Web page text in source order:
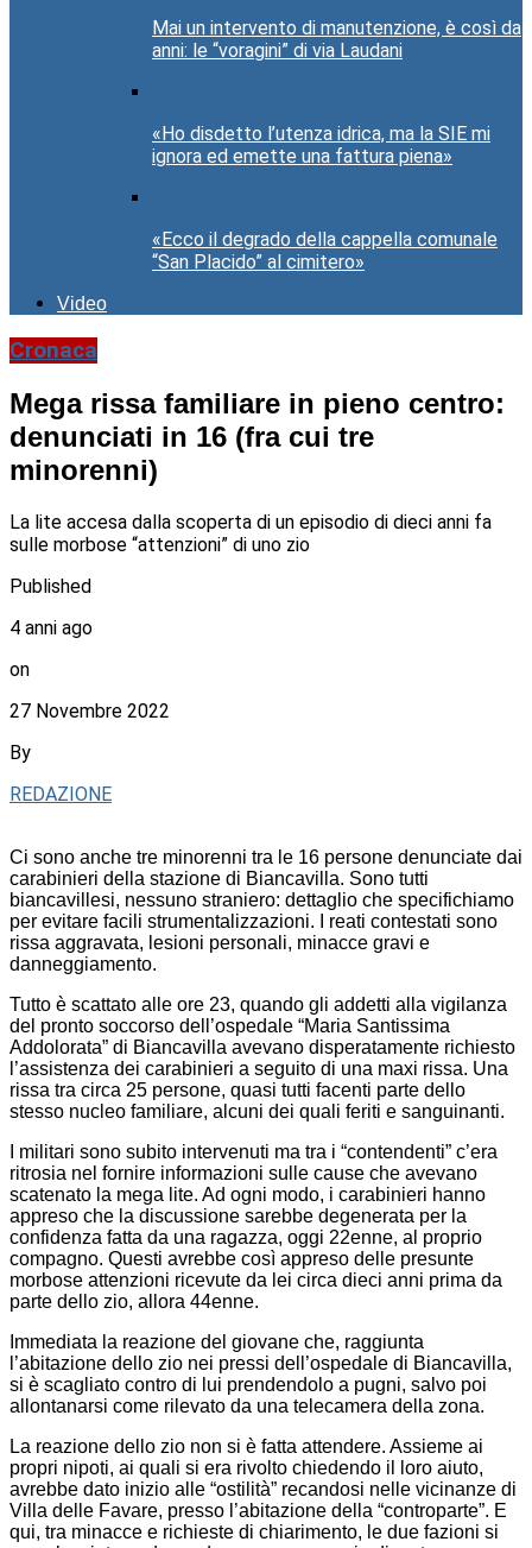
Mai un intervento di manutenzione, è così da
anni: le “voragini” di via Laudani
«Ho disdetto l’utenza idrica, ma la SIE mi
ignora ed emette una fattura piena»
«Ecco il degrado della cappella comunale
“San Placido” al cimitero»
Video
Cronaca
Mega rissa familiare in pieno centro:
denunciati in 16 (fra cui tre
minorenni)
La lite accesa dalla scoperta di un episodio di dieci anni fa
sulle morbose “attenzioni” di uno zio
Published
4 anni ago
on
27 Novembre 2022
By
REDAZIONE
Ci sono anche tre minorenni tra le 16 persone denunciate dai
carabinieri della stazione di Biancavilla. Sono tutti
biancavillesi, nessuno straniero: dettaglio che specifichiamo
per evitare facili strumentalizzazioni. I reati contestati sono
rissa aggravata, lesioni personali, minacce gravi e
danneggiamento.
Tutto è scattato alle ore 23, quando gli addetti alla vigilanza
del pronto soccorso dell’ospedale “Maria Santissima
Addolorata” di Biancavilla avevano disperatamente richiesto
l’assistenza dei carabinieri a seguito di una maxi rissa. Una
rissa tra circa 25 persone, quasi tutti facenti parte dello
stesso nucleo familiare, alcuni dei quali feriti e sanguinanti.
I militari sono subito intervenuti ma tra i “contendenti” c’era
ritrosia nel fornire informazioni sulle cause che avevano
scatenato la mega lite. Ad ogni modo, i carabinieri hanno
appreso che la discussione sarebbe degenerata per la
confidenza fatta da una ragazza, oggi 22enne, al proprio
compagno. Questi avrebbe così appreso delle presunte
morbose attenzioni ricevute da lei circa dieci anni prima da
parte dello zio, allora 44enne.
Immediata la reazione del giovane che, raggiunta
l’abitazione dello zio nei pressi dell’ospedale di Biancavilla,
si è scagliato contro di lui prendendolo a pugni, salvo poi
allontanarsi come rilevato da una telecamera della zona.
La reazione dello zio non si è fatta attendere. Assieme ai
propri nipoti, ai quali si era rivolto chiedendo il loro aiuto,
avrebbe dato inizio alle “ostilità” recandosi nelle vicinanze di
Villa delle Favare, presso l’abitazione della “controparte”. E
qui, tra minacce e richieste di chiarimento, le due fazioni si